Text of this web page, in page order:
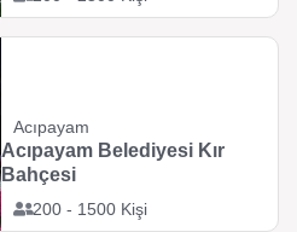
Acıpayam
200 - 1500 Kişi
Acıpayam Belediyesi Kır
Bahçesi